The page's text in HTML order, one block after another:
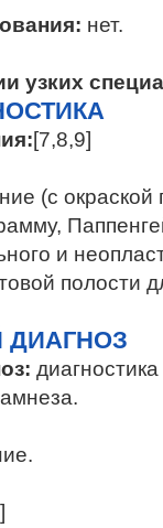
нет.
узких
[7,8,9]
(с
и
полости